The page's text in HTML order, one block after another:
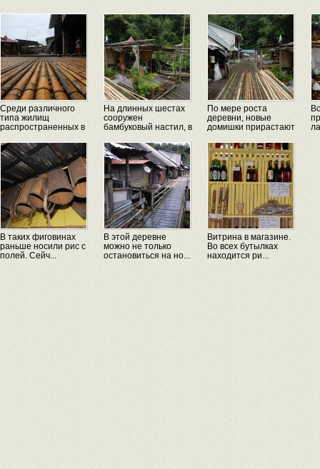
Среди различного
типа жилищ
распространенных в
На длинных шестах
сооружен
бамбуковый настил, в
По мере роста
деревни, новые
домишки прирастают
В таких фиговинах
раньше носили рис с
полей. Сейч...
В этой деревне
можно не только
остановиться на но...
Витрина в магазине.
Во всех бутылках
находится ри...